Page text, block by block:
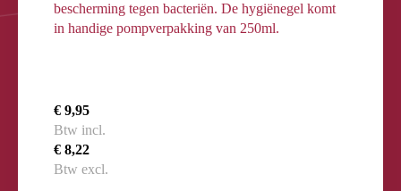
bescherming tegen bacteriën. De hygiënegel komt
in handige pompverpakking van 250ml.
€ 9,95
Btw incl.
€ 8,22
Btw excl.